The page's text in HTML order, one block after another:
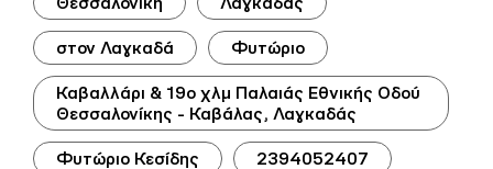
στον Λαγκαδά Φυτώριο
Καβαλλάρι & 19ο χλμ Παλαιάς Εθνικής Οδού
Θεσσαλονίκης - Καβάλας, Λαγκαδάς
Φυτώριο Κεσίδης 2394052407